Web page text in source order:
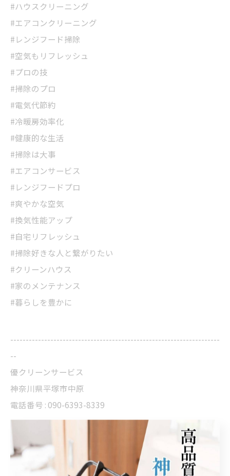
#ハウスクリーニング
#エアコンクリーニング
#レンジフード掃除
#空気もリフレッシュ
#プロの技
#掃除のプロ
#電気代節約
#冷暖房効率化
#健康的な生活
#掃除は大事
#エアコンサービス
#レンジフードプロ
#爽やかな空気
#換気性能アップ
#自宅リフレッシュ
#掃除好きな人と繋がりたい
#クリーンハウス
#家のメンテナンス
#暮らしを豊かに
--------------------------------------------------------------------
--
優クリーンサービス
神奈川県平塚市中原
電話番号 : 090-6393-8339
--------------------------------------------------------------------